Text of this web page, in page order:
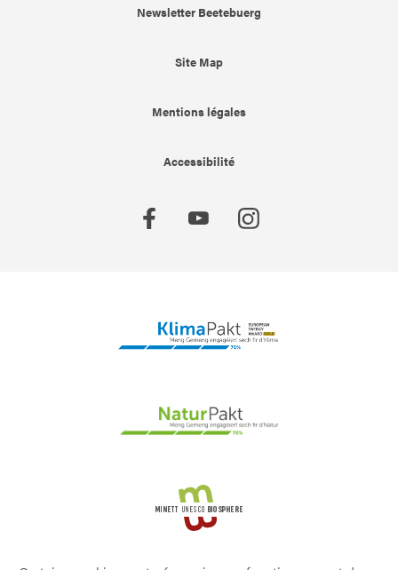
Newsletter Beetebuerg
Site Map
Mentions légales
Accessibilité